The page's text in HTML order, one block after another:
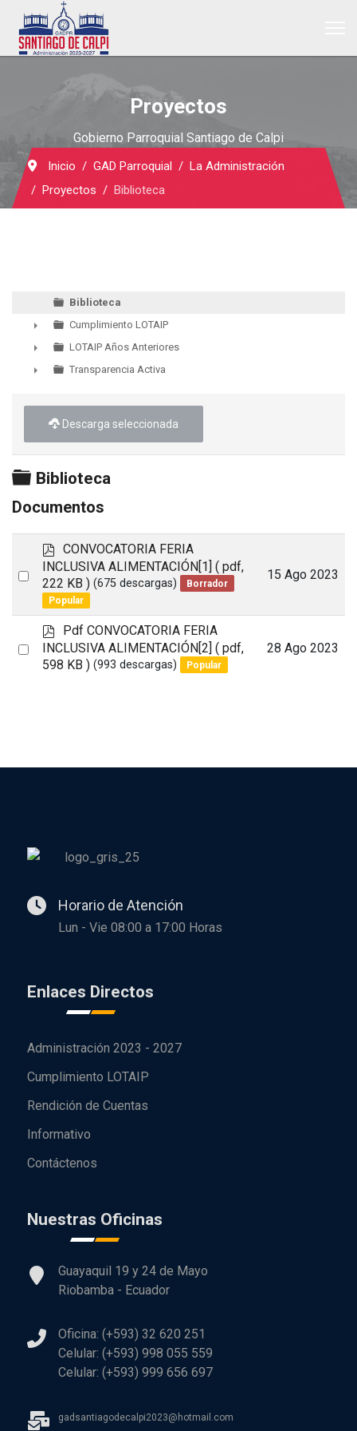
Proyectos
Gobierno Parroquial Santiago de Calpi
Inicio GAD Parroquial
La Administración
Proyectos
Biblioteca
Biblioteca
►
Cumplimiento LOTAIP
►
LOTAIP Años Anteriores
Transparencia Activa
Descarga seleccionada
Carpeta
Biblioteca
Documentos
Select
item
p
d
f
CONVOCATORIA FERIA
INCLUSIVA ALIMENTACIÓN[1] ( pdf,
222 KB ) (675 descargas)
Borrador
Popular
15 Ago 2023
Select
p
d
f
Pdf CONVOCATORIA FERIA
INCLUSIVA ALIMENTACIÓN[2] ( pdf,
598 KB ) (993 descargas) Popular
28 Ago 2023
Horario de Atención
Lun - Vie 08:00 a 17:00 Horas
Enlaces Directos
Administración 2023 - 2027
Cumplimiento LOTAIP
Rendición de Cuentas
Informativo
Contáctenos
Nuestras Oficinas
Guayaquil 19 y 24 de Mayo
Riobamba - Ecuador
Oficina: (+593) 32 620 251
Celular: (+593) 998 055 559
Celular: (+593) 999 656 697
gadsantiagodecalpi2023@hotmail.com